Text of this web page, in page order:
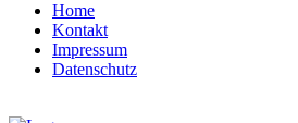
Home
Kontakt
Impressum
Datenschutz